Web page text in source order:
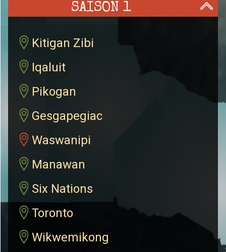
SAISON 1
Kitigan Zibi
Iqaluit
Pikogan
Gesgapegiac
Waswanipi
Manawan
Six Nations
Toronto
Wikwemikong